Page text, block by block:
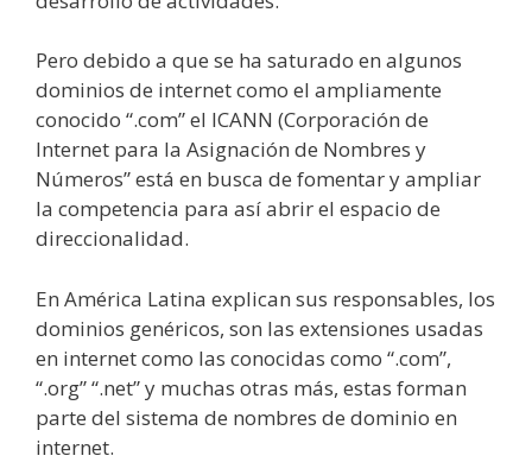
Pero debido a que se ha saturado en algunos
dominios de internet como el ampliamente
conocido “.com” el ICANN (Corporación de
Internet para la Asignación de Nombres y
Números” está en busca de fomentar y ampliar
la competencia para así abrir el espacio de
direccionalidad.
En América Latina explican sus responsables, los
dominios genéricos, son las extensiones usadas
en internet como las conocidas como “.com”,
“.org” “.net” y muchas otras más, estas forman
parte del sistema de nombres de dominio en
internet.